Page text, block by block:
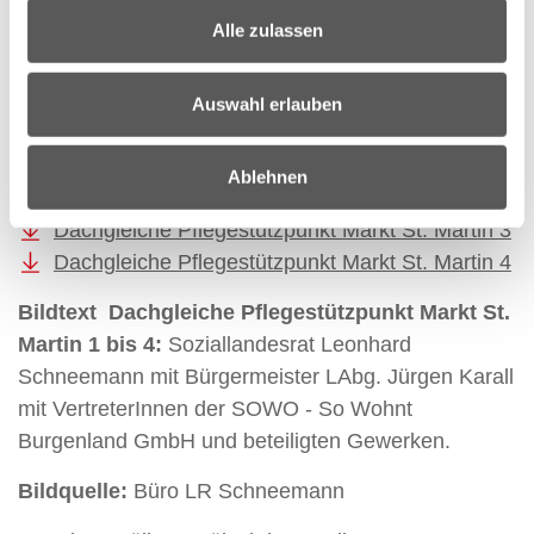
Alle zulassen
Auswahl erlauben
Ablehnen
Zum Herunterladen der Fotos klicken Sie auf die
Dachgleiche Pflegestützpunkt Markt St. Martin 1
Dachgleiche Pflegestützpunkt Markt St. Martin 3
Dachgleiche Pflegestützpunkt Markt St. Martin 4
Bildtext Dachgleiche Pflegestützpunkt Markt St.
Martin 1 bis 4: Soziallandesrat Leonhard
Schneemann mit Bürgermeister LAbg. Jürgen Karall
mit VertreterInnen der SOWO - So Wohnt
Burgenland GmbH und beteiligten Gewerken.
Bildquelle: Büro LR Schneemann